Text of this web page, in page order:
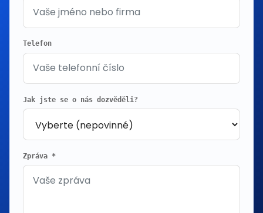
Telefon
Jak jste se o nás dozvěděli?
Zpráva *